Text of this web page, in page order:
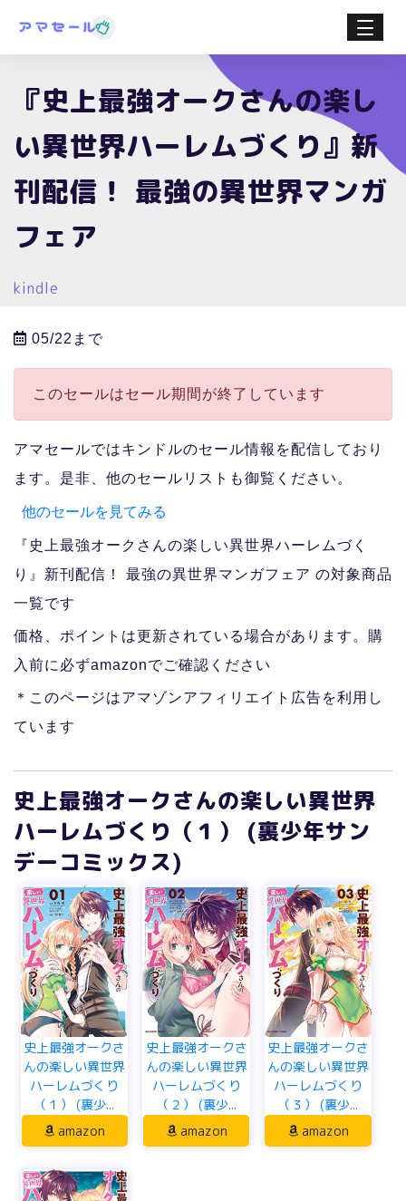
『史上最強オークさんの楽し
い異世界ハーレムづくり』新
刊配信！ 最強の異世界マンガ
フェア
kindle
05/22まで
このセールはセール期間が終了しています
アマセールではキンドルのセール情報を配信しており
ます。是非、他のセールリストも御覧ください。
他のセールを見てみる
『史上最強オークさんの楽しい異世界ハーレムづく
り』新刊配信！ 最強の異世界マンガフェア の対象商品
一覧です
価格、ポイントは更新されている場合があります。購
入前に必ずamazonでご確認ください
＊このページはアマゾンアフィリエイト広告を利用し
ています
史上最強オークさんの楽しい異世界
ハーレムづくり（１） (裏少年サン
デーコミックス)
史上最強オークさ
んの楽しい異世界
ハーレムづくり
（１） (裏少...
amazon
史上最強オークさ
んの楽しい異世界
ハーレムづくり
（２） (裏少...
amazon
史上最強オークさ
んの楽しい異世界
ハーレムづくり
（３） (裏少...
amazon